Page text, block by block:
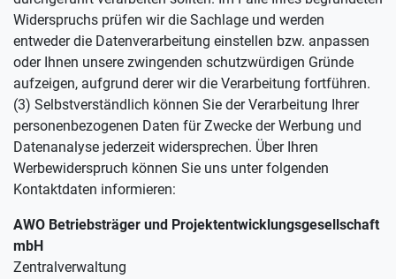
Widerspruchs prüfen wir die Sachlage und werden
entweder die Datenverarbeitung einstellen bzw. anpassen
oder Ihnen unsere zwingenden schutzwürdigen Gründe
aufzeigen, aufgrund derer wir die Verarbeitung fortführen.
(3) Selbstverständlich können Sie der Verarbeitung Ihrer
personenbezogenen Daten für Zwecke der Werbung und
Datenanalyse jederzeit widersprechen. Über Ihren
Werbewiderspruch können Sie uns unter folgenden
Kontaktdaten informieren:
AWO Betriebsträger und Projektentwicklungsgesellschaft
mbH
Zentralverwaltung